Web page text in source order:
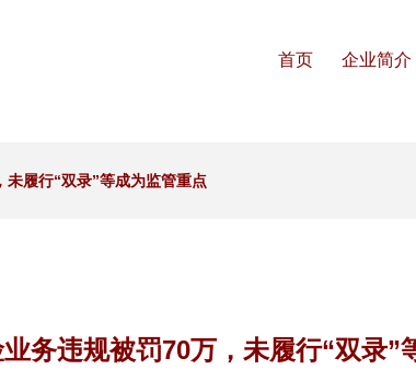
首页 企业简介
履行“双录”等成为监管重点
务违规被罚70万，未履行“双录”